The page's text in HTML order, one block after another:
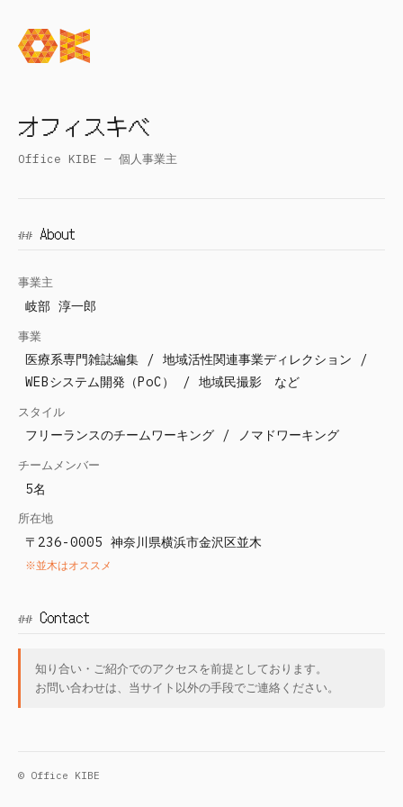
オフィスキベ
Office KIBE — 個人事業主
About
事業主
岐部 淳一郎
事業
医療系専門雑誌編集 / 地域活性関連事業ディレクション /
WEBシステム開発（PoC） / 地域民撮影 など
スタイル
フリーランスのチームワーキング / ノマドワーキング
チームメンバー
5名
所在地
〒236-0005 神奈川県横浜市金沢区並木
※並木はオススメ
Contact
知り合い・ご紹介でのアクセスを前提としております。
お問い合わせは、当サイト以外の手段でご連絡ください。
© Office KIBE